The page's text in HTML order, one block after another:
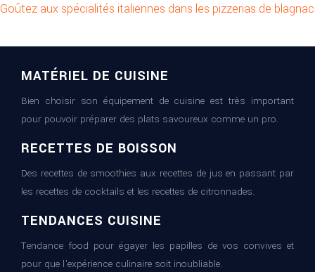
Goûtez aux spécialités italiennes dans les pizzerias de blagnac
MATÉRIEL DE CUISINE
Bien choisir son équipement de cuisine est très important
pour pouvoir préparer des plats savoureux comme un pro.
RECETTES DE BOISSON
Des recettes de smoothies aux recettes de jus en passant par
les recettes de cocktails et les recettes de citronnades.
TENDANCES CUISINE
Tendance food pour égayer les papilles de vos convives et
pour que l’expérience culinaire soit inoubliable.